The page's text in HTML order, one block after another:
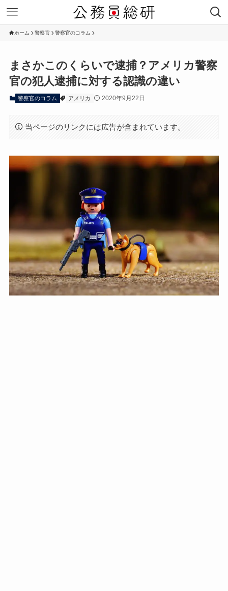
ホーム 警察官 警察官のコラム
まさかこのくらいで逮捕？アメリカ警察
官の犯人逮捕に対する認識の違い
警察官のコラム アメリカ 2020年9月22日
当ページのリンクには広告が含まれています。